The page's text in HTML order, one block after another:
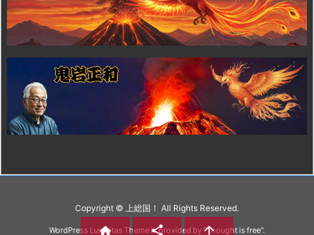
Copyright © 上総国！ All Rights Reserved.
WordPress Luxeritas Theme is provided by "Thought is free".
  